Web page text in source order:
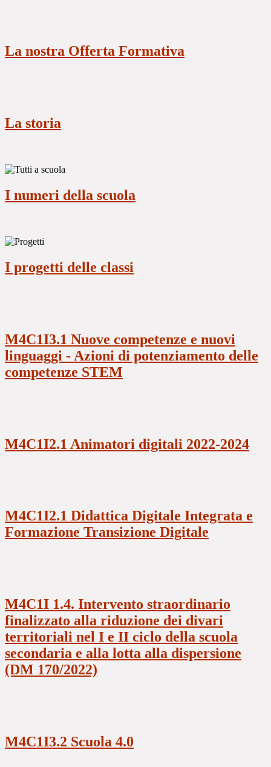
La nostra Offerta Formativa
La storia
I numeri della scuola
I progetti delle classi
M4C1I3.1 Nuove competenze e nuovi
linguaggi - Azioni di potenziamento delle
competenze STEM
M4C1I2.1 Animatori digitali 2022-2024
M4C1I2.1 Didattica Digitale Integrata e
Formazione Transizione Digitale
M4C1I 1.4. Intervento straordinario
finalizzato alla riduzione dei divari
territoriali nel I e II ciclo della scuola
secondaria e alla lotta alla dispersione
(DM 170/2022)
M4C1I3.2 Scuola 4.0